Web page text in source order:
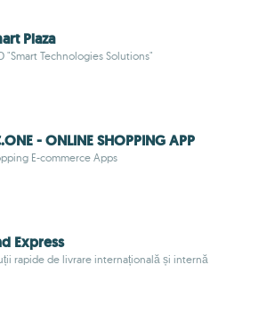
Plaza
"Smart Technologies Solutions"
- ONLINE SHOPPING APP
E-commerce Apps
Express
rapide de livrare internațională și internă